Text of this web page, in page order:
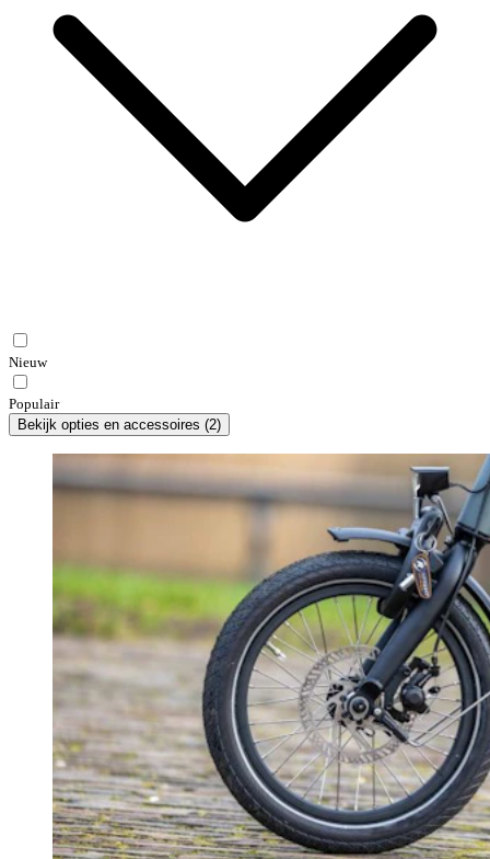
Nieuw
Populair
Bekijk opties en accessoires (2)